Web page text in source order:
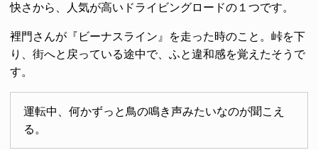
快さから、人気が高いドライビングロードの１つです。
裡門さんが『ビーナスライン』を走った時のこと。峠を下
り、街へと戻っている途中で、ふと違和感を覚えたそうで
す。
運転中、何かずっと鳥の鳴き声みたいなのが聞こえ
る。